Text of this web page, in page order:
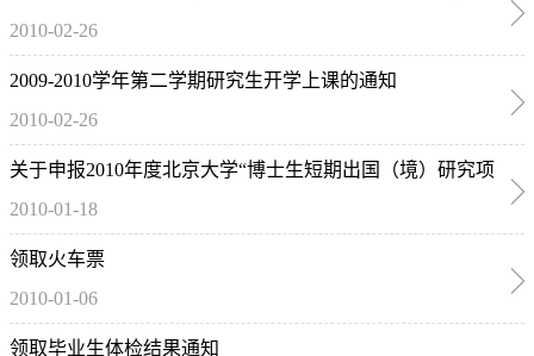
2010-02-26
2009-2010学年第二学期研究生开学上课的通知
2010-02-26
关于申报2010年度北京大学“博士生短期出国（境）研究项
目”（第二批）的工作通知
2010-01-18
领取火车票
2010-01-06
领取毕业生体检结果通知